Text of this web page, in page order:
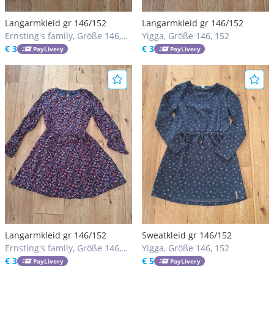
Langarmkleid gr 146/152
Ernsting's family, Größe 146,
152
€ 3 PayLivery
Langarmkleid gr 146/152
Yigga, Größe 146, 152
€ 3
PayLivery
Langarmkleid gr 146/152
Ernsting's family, Größe 146,
152
€ 3 PayLivery
Sweatkleid gr 146/152
Yigga, Größe 146, 152
€ 5
PayLivery